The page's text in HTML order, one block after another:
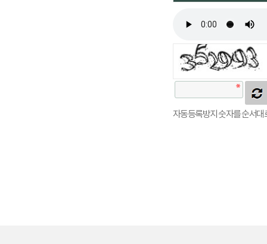
자동등록방지 숫자를 순서대